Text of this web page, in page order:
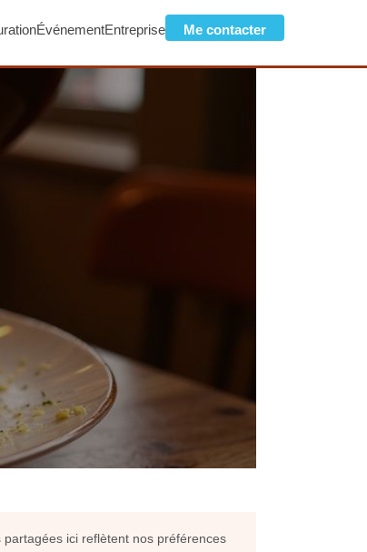
ÉvénementEntreprise Me contacter
ici reflètent nos préférences